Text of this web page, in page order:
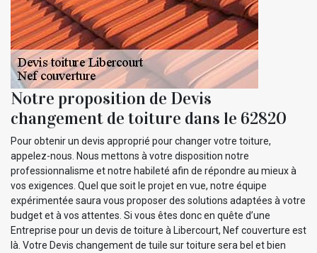
Notre proposition de Devis
changement de toiture dans le 62820
Pour obtenir un devis approprié pour changer votre toiture,
appelez-nous. Nous mettons à votre disposition notre
professionnalisme et notre habileté afin de répondre au mieux à
vos exigences. Quel que soit le projet en vue, notre équipe
expérimentée saura vous proposer des solutions adaptées à votre
budget et à vos attentes. Si vous êtes donc en quête d’une
Entreprise pour un devis de toiture à Libercourt, Nef couverture est
là. Votre Devis changement de tuile sur toiture sera bel et bien